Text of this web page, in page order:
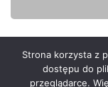
Strona korzysta z
dostępu do
przeglądarce.